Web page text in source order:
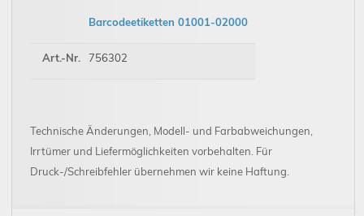
Barcodeetiketten 01001-02000
Art.-Nr. 756302
Technische Änderungen, Modell- und Farbabweichungen,
Irrtümer und Liefermöglichkeiten vorbehalten. Für
Druck-/Schreibfehler übernehmen wir keine Haftung.